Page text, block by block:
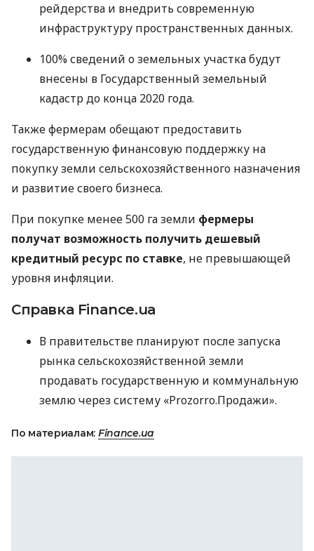
рейдерства и внедрить современную
инфраструктуру пространственных данных.
100% сведений о земельных участка будут
внесены в Государственный земельный
кадастр до конца 2020 года.
Также фермерам обещают предоставить
государственную финансовую поддержку на
покупку земли сельскохозяйственного назначения
и развитие своего бизнеса.
При покупке менее 500 га земли фермеры
получат возможность получить дешевый
кредитный ресурс по ставке, не превышающей
уровня инфляции.
Справка Finance.ua
В правительстве планируют после запуска
рынка сельскохозяйственной земли
продавать государственную и коммунальную
землю через систему «Prozorro.Продажи».
По материалам: Finance.ua